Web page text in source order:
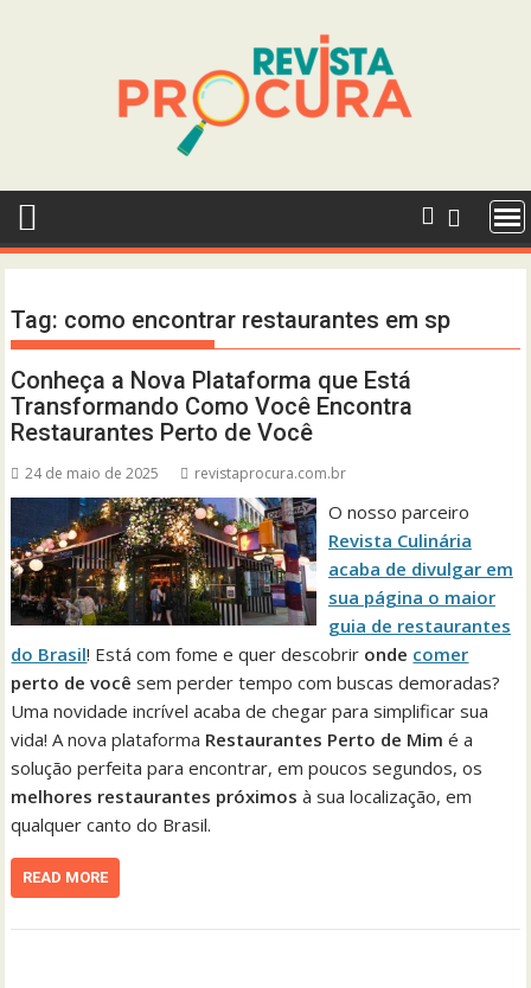
Tag: como encontrar restaurantes em sp
Conheça a Nova Plataforma que Está
Transformando Como Você Encontra
Restaurantes Perto de Você
24 de maio de 2025 revistaprocura.com.br
O nosso parceiro
Revista Culinária
acaba de divulgar em
sua página o maior
guia de restaurantes
do Brasil! Está com fome e quer descobrir onde comer
perto de você sem perder tempo com buscas demoradas?
Uma novidade incrível acaba de chegar para simplificar sua
vida! A nova plataforma Restaurantes Perto de Mim é a
solução perfeita para encontrar, em poucos segundos, os
melhores restaurantes próximos à sua localização, em
qualquer canto do Brasil.
READ MORE